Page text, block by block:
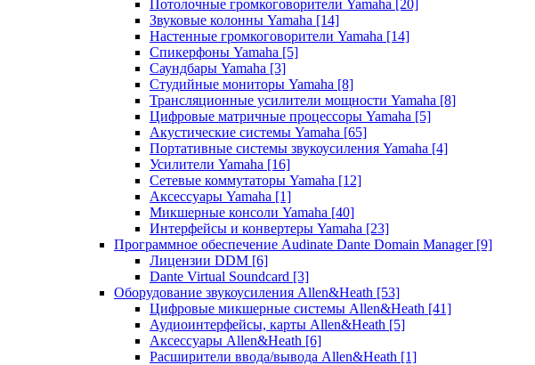
Потолочные громкоговорители Yamaha [20]
Звуковые колонны Yamaha [14]
Настенные громкоговорители Yamaha [14]
Спикерфоны Yamaha [5]
Саундбары Yamaha [3]
Студийные мониторы Yamaha [8]
Трансляционные усилители мощности Yamaha [8]
Цифровые матричные процессоры Yamaha [5]
Акустические системы Yamaha [65]
Портативные системы звукоусиления Yamaha [4]
Усилители Yamaha [16]
Сетевые коммутаторы Yamaha [12]
Аксессуары Yamaha [1]
Микшерные консоли Yamaha [40]
Интерфейсы и конвертеры Yamaha [23]
Программное обеспечение Audinate Dante Domain Manager [9]
Лицензии DDM [6]
Dante Virtual Soundcard [3]
Оборудование звукоусиления Allen&Heath [53]
Цифровые микшерные системы Allen&Heath [41]
Аудиоинтерфейсы, карты Allen&Heath [5]
Аксессуары Allen&Heath [6]
Расширители ввода/вывода Allen&Heath [1]